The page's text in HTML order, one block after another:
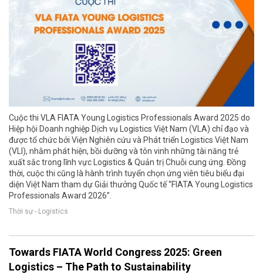
Cuộc thi VLA FIATA Young Logistics Professionals Award 2025 do
Hiệp hội Doanh nghiệp Dịch vụ Logistics Việt Nam (VLA) chỉ đạo và
được tổ chức bởi Viện Nghiên cứu và Phát triển Logistics Việt Nam
(VLI), nhằm phát hiện, bồi dưỡng và tôn vinh những tài năng trẻ
xuất sắc trong lĩnh vực Logistics & Quản trị Chuỗi cung ứng. Đồng
thời, cuộc thi cũng là hành trình tuyển chọn ứng viên tiêu biểu đại
diện Việt Nam tham dự Giải thưởng Quốc tế “FIATA Young Logistics
Professionals Award 2026”.
Thời sự - Logistics
Towards FIATA World Congress 2025: Green
Logistics – The Path to Sustainability